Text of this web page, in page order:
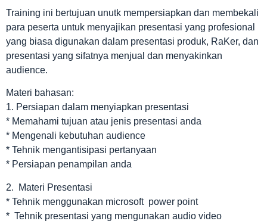
Training ini bertujuan unutk mempersiapkan dan membekali
para peserta untuk menyajikan presentasi yang profesional
yang biasa digunakan dalam presentasi produk, RaKer, dan
presentasi yang sifatnya menjual dan menyakinkan
audience.
Materi bahasan:
1. Persiapan dalam menyiapkan presentasi
* Memahami tujuan atau jenis presentasi anda
* Mengenali kebutuhan audience
* Tehnik mengantisipasi pertanyaan
* Persiapan penampilan anda
2. Materi Presentasi
* Tehnik menggunakan microsoft power point
* Tehnik presentasi yang mengunakan audio video